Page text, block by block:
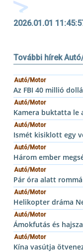
2026.01.01
További hírek
Autó/Motor
Az FBI 40 millió
Autó/Motor
Kamera buktatta le
Autó/Motor
Ismét kisiklott egy
Autó/Motor
Három ember
Autó/Motor
Pár óra alatt
Autó/Motor
Helikopter dráma
Autó/Motor
Ámokfutás és
Autó/Motor
Kína vasútja